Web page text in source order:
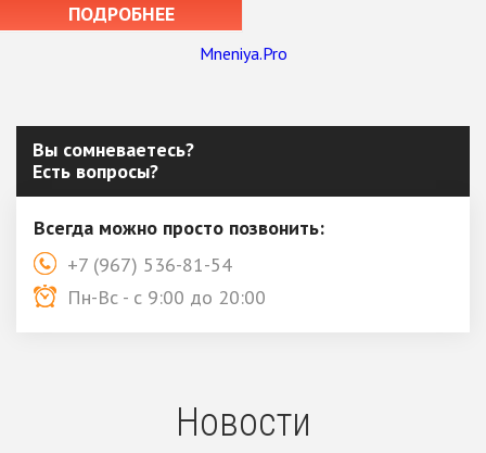
ПОДРОБНЕЕ
Mneniya.Pro
Вы сомневаетесь?
Есть вопросы?
Всегда можно просто позвонить:
+7 (967) 536-81-54
Пн-Вс - с 9:00 до 20:00
Новости